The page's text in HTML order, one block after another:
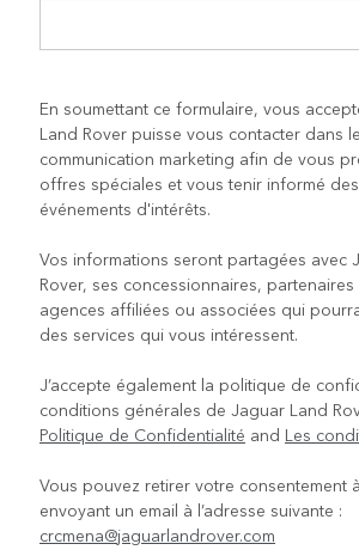
En soumettant ce formulaire, vous
Land Rover puisse vous contacter dans
communication marketing afin de vous
offres spéciales et vous tenir informé
événements d'intérêts.
Vos informations seront partagées avec
Rover, ses concessionnaires,
agences affiliées ou associées qui
des services qui vous intéressent.
J’accepte également la politique de
conditions générales de Jaguar Land
Politique de Confidentialité and Les
Vous pouvez retirer votre consentement
envoyant un email à l’adresse suivante :
crcmena@jaguarlandrover.com